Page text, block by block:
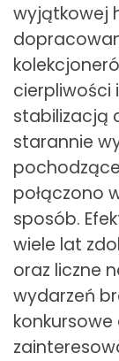
wyjątkowej
cierpliwości
stabilizacją
starannie
połączono
sposób.
wiele lat
oraz liczne
wydarzeń
konkursowe